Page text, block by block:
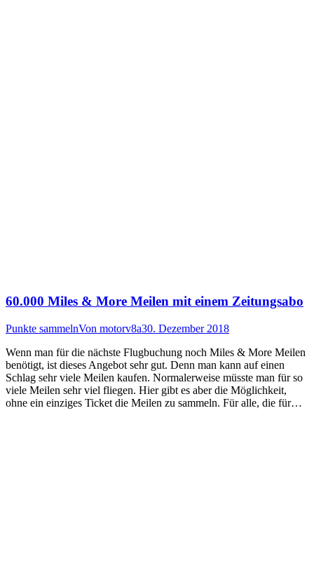
60.000 Miles & More Meilen mit einem Zeitungsabo
Punkte sammelnVon motorv8a30. Dezember 2018
Wenn man für die nächste Flugbuchung noch Miles & More Meilen
benötigt, ist dieses Angebot sehr gut. Denn man kann auf einen
Schlag sehr viele Meilen kaufen. Normalerweise müsste man für so
viele Meilen sehr viel fliegen. Hier gibt es aber die Möglichkeit,
ohne ein einziges Ticket die Meilen zu sammeln. Für alle, die für…